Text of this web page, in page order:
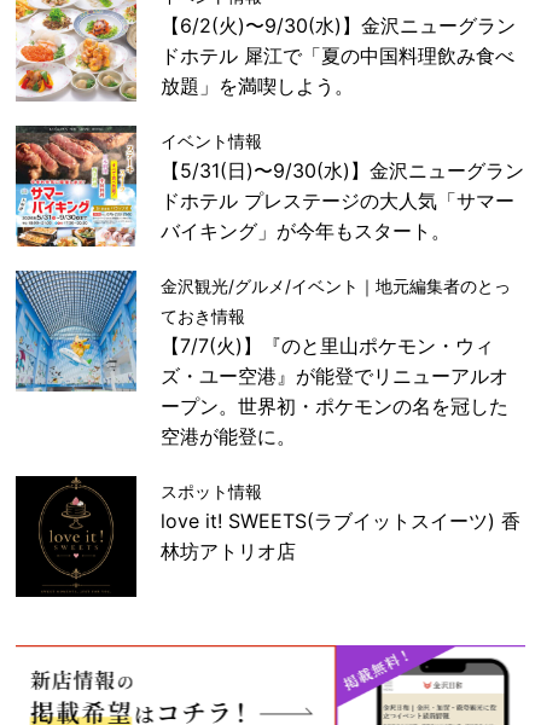
【6/2(火)〜9/30(水)】金沢ニューグラン
ドホテル 犀江で「夏の中国料理飲み食べ
放題」を満喫しよう。
イベント情報
【5/31(日)〜9/30(水)】金沢ニューグラン
ドホテル プレステージの大人気「サマー
バイキング」が今年もスタート。
金沢観光/グルメ/イベント｜地元編集者のとっ
ておき情報
【7/7(火)】『のと里山ポケモン・ウィ
ズ・ユー空港』が能登でリニューアルオ
ープン。世界初・ポケモンの名を冠した
空港が能登に。
スポット情報
love it! SWEETS(ラブイットスイーツ) 香
林坊アトリオ店